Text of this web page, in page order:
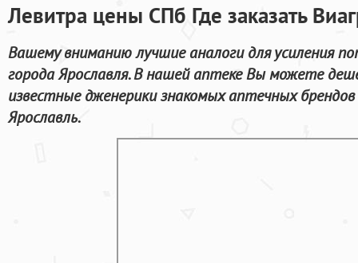
Левитра цены СПб Где заказать
Вашему вниманию лучшие аналоги для усиления
города Ярославля. В нашей аптеке Вы можете
известные дженерики знакомых аптечных
Ярославль.